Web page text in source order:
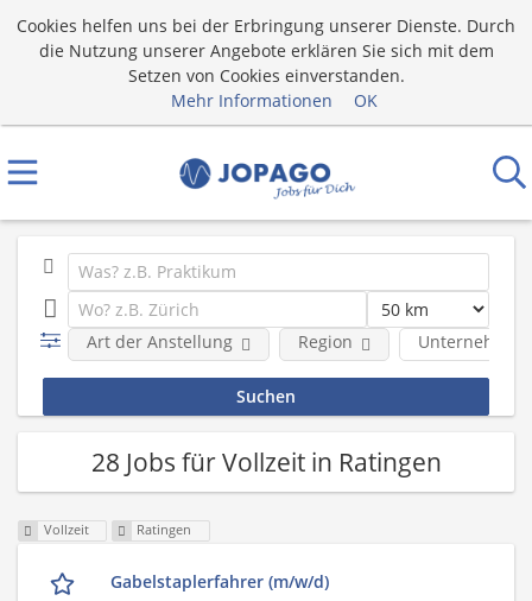
Cookies helfen uns bei der Erbringung unserer Dienste. Durch
die Nutzung unserer Angebote erklären Sie sich mit dem
Setzen von Cookies einverstanden.
Mehr Informationen
OK
Art der Anstellung Unternehmen
Region
28 Jobs für Vollzeit in Ratingen
Vollzeit Ratingen
Gabelstaplerfahrer (m/w/d)